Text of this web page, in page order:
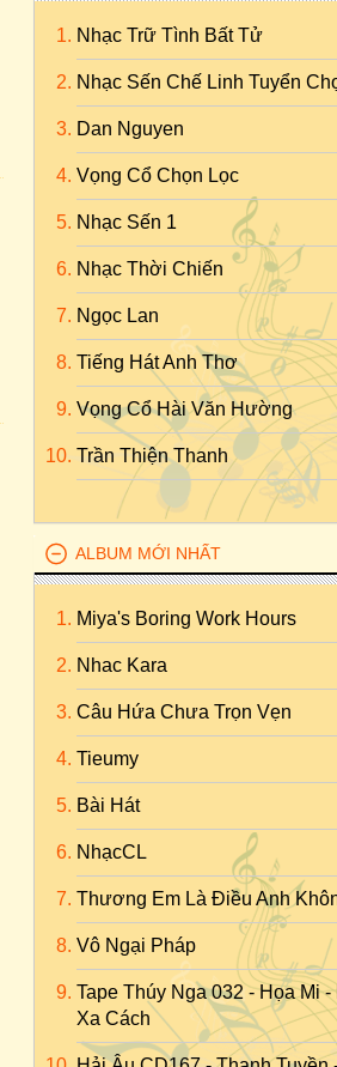
Nhạc Trữ Tình Bất Tử
Nhạc Sến Chế Linh Tuyển
Dan Nguyen
Vọng Cổ Chọn Lọc
Nhạc Sến 1
Nhạc Thời Chiến
Ngọc Lan
Tiếng Hát Anh Thơ
Vọng Cổ Hài Văn Hường
Trần Thiện Thanh
ALBUM MỚI NHẤT
Miya's Boring Work Hours
Nhac Kara
Câu Hứa Chưa Trọn Vẹn
Tieumy
Bài Hát
NhạcCL
Thương Em Là Điều Anh
Vô Ngại Pháp
Tape Thúy Nga 032 - Họa Mi -
Xa Cách